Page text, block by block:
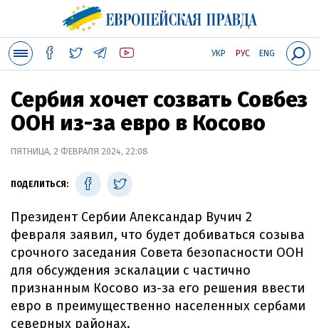
УКР РУС ENG
Сербия хочет созвать Совбез
ООН из-за евро в Косово
ПЯТНИЦА, 2 ФЕВРАЛЯ 2024, 22:08
ПОДЕЛИТЬСЯ:
Президент Сербии Александар Вучич 2
февраля заявил, что будет добиваться созыва
срочного заседания Совета безопасности ООН
для обсуждения эскалации с частично
признанным Косово из-за его решения ввести
евро в преимущественно населенных сербами
северных районах.